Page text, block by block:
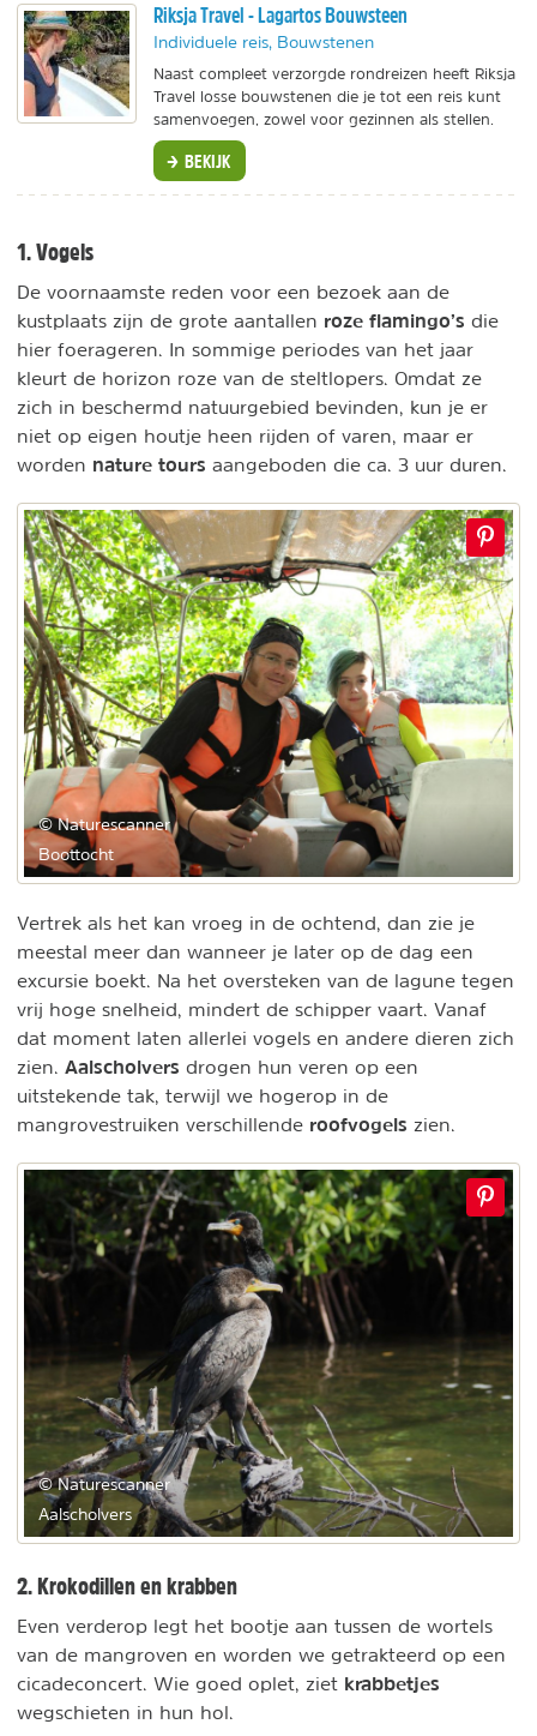
Riksja Travel - Lagartos Bouwsteen
Individuele reis, Bouwstenen
Naast compleet verzorgde rondreizen heeft Riksja
Travel losse bouwstenen die je tot een reis kunt
samenvoegen, zowel voor gezinnen als stellen.
BEKIJK
1. Vogels
De voornaamste reden voor een bezoek aan de
kustplaats zijn de grote aantallen roze flamingo’s die
hier foerageren. In sommige periodes van het jaar
kleurt de horizon roze van de steltlopers. Omdat ze
zich in beschermd natuurgebied bevinden, kun je er
niet op eigen houtje heen rijden of varen, maar er
worden nature tours aangeboden die ca. 3 uur duren.
© Naturescanner
Boottocht
Vertrek als het kan vroeg in de ochtend, dan zie je
meestal meer dan wanneer je later op de dag een
excursie boekt. Na het oversteken van de lagune tegen
vrij hoge snelheid, mindert de schipper vaart. Vanaf
dat moment laten allerlei vogels en andere dieren zich
zien. Aalscholvers drogen hun veren op een
uitstekende tak, terwijl we hogerop in de
mangrovestruiken verschillende roofvogels zien.
© Naturescanner
Aalscholvers
2. Krokodillen en krabben
Even verderop legt het bootje aan tussen de wortels
van de mangroven en worden we getrakteerd op een
cicadeconcert. Wie goed oplet, ziet krabbetjes
wegschieten in hun hol.